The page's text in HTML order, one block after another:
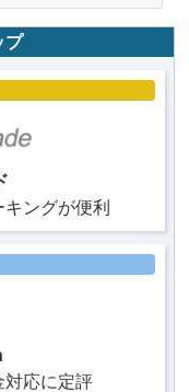
プ
ングが便利
対応に定評